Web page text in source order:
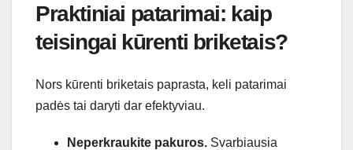
Praktiniai patarimai: kaip
teisingai kūrenti briketais?
Nors kūrenti briketais paprasta, keli patarimai
padės tai daryti dar efektyviau.
Neperkraukite pakuros. Svarbiausia